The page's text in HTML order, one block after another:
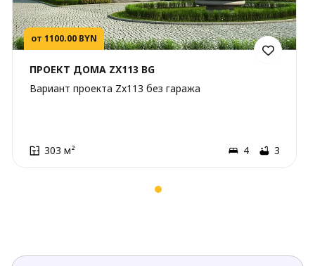
от 1100.00 BYN
ПРОЕКТ ДОМА ZX113 BG
Вариант проекта Zx113 без гаража
303 м² 4 3